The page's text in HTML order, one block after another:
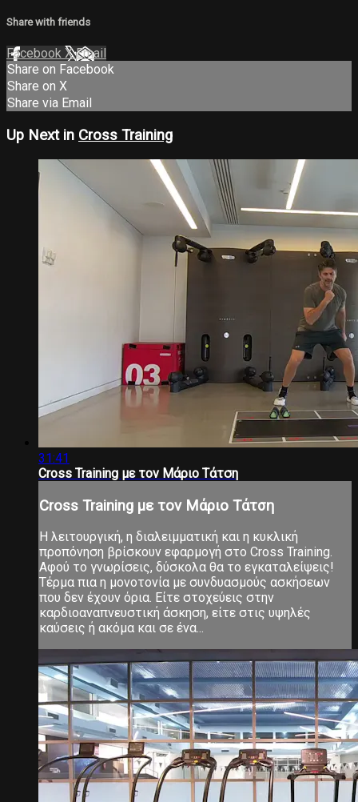
Share with friends
Facebook XEmail
Share on Facebook
Share on X
Share via Email
Up Next in Cross Training
31:41
Cross Training με τον Μάριο Τάτση
Cross Training με τον Μάριο Τάτση
Η λειτουργική, η διαλειμματική και η κυκλική
προπόνηση βρίσκουν εφαρμογή στο Cross Training.
Αφού το γνωρίσεις, δύσκολα θα το εγκαταλείψεις!
Τέρμα πια η μονοτονία με συνδυασμούς ασκήσεων
που δεν έχουν όρια. Είτε στοχεύεις στην
καρδιοαναπνευστική άσκηση, είτε στις υψηλές
καύσεις ή ακόμα και σε ένα...